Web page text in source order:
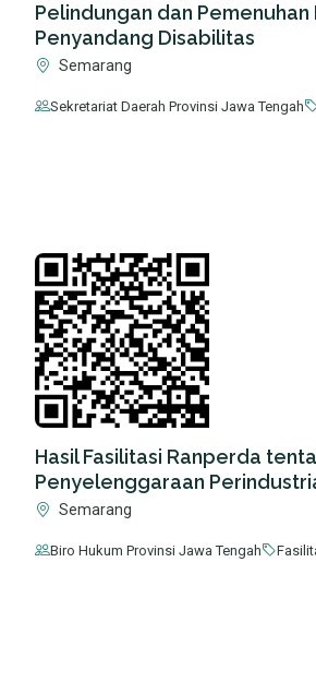
Pelindungan dan Pemenuhan
Penyandang Disabilitas
Semarang
Sekretariat Daerah Provinsi Jawa Tengah
Hasil Fasilitasi Ranperda
Penyelenggaraan
Semarang
Biro Hukum Provinsi Jawa Tengah